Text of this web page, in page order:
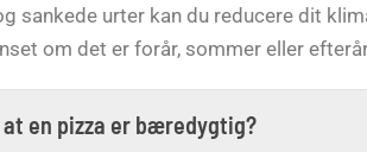
sankede urter kan du reducere dit
om det er forår, sommer eller
en pizza er bæredygtig?